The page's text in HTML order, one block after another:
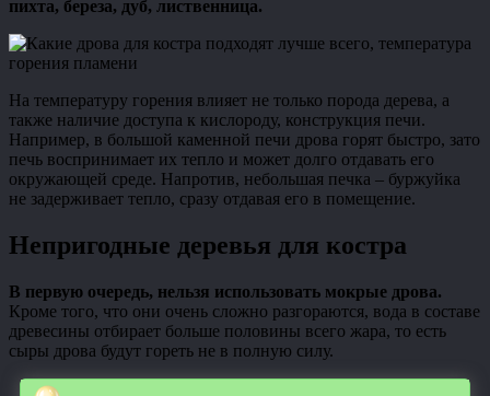
пихта, береза, дуб, лиственница.
На температуру горения влияет не только порода дерева, а
также наличие доступа к кислороду, конструкция печи.
Например, в большой каменной печи дрова горят быстро, зато
печь воспринимает их тепло и может долго отдавать его
окружающей среде. Напротив, небольшая печка – буржуйка
не задерживает тепло, сразу отдавая его в помещение.
Непригодные деревья для костра
В первую очередь, нельзя использовать мокрые дрова.
Кроме того, что они очень сложно разгораются, вода в составе
древесины отбирает больше половины всего жара, то есть
сыры дрова будут гореть не в полную силу.